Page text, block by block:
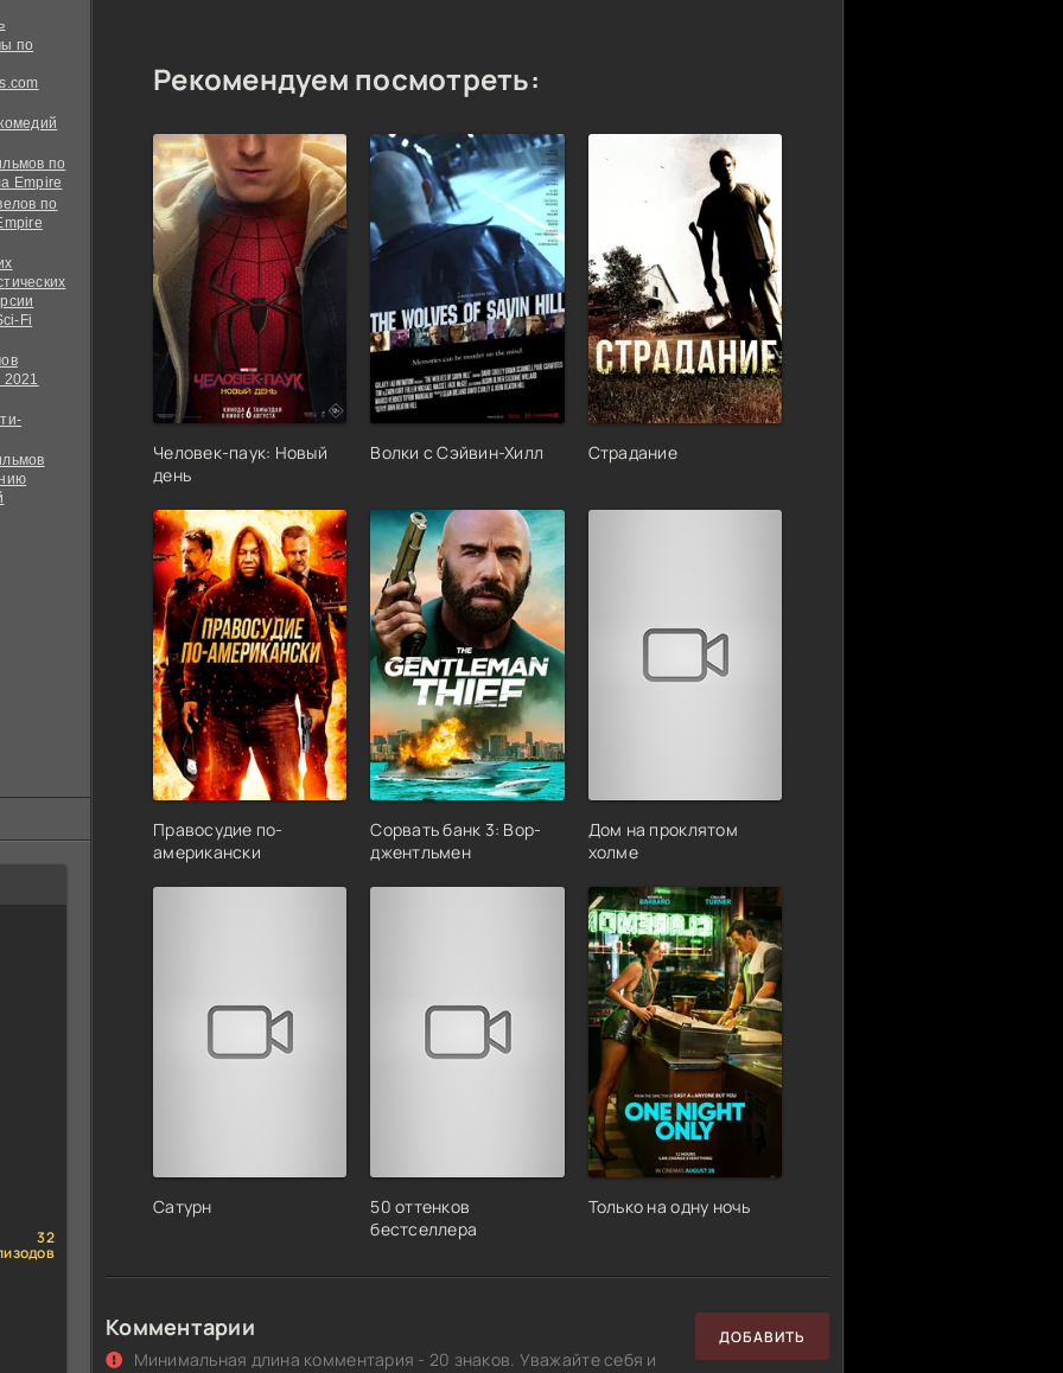
по
по
Empire
по
Fi
32
Рекомендуем посмотреть:
Человек-паук: Новый
день
Волки с Сэйвин-Хилл Страдание
Правосудие по-
американски
Сорвать банк 3: Вор-
джентльмен
Дом на проклятом
холме
Сатурн
50 оттенков
бестселлера
Только на одну ночь
Комментарии
Минимальная длина комментария - 20 знаков. Уважайте себя и
ДОБАВИТЬ